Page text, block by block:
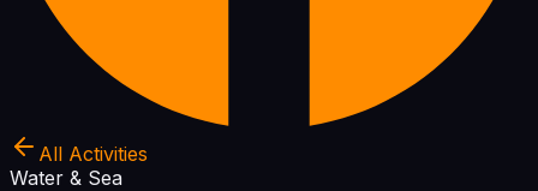
All Activities
Water & Sea